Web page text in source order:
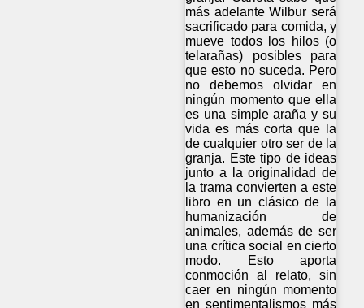
más adelante Wilbur será
sacrificado para comida, y
mueve todos los hilos (o
telarañas) posibles para
que esto no suceda. Pero
no debemos olvidar en
ningún momento que ella
es una simple araña y su
vida es más corta que la
de cualquier otro ser de la
granja. Este tipo de ideas
junto a la originalidad de
la trama convierten a este
libro en un clásico de la
humanización de
animales, además de ser
una crítica social en cierto
modo. Esto aporta
conmoción al relato, sin
caer en ningún momento
en sentimentalismos más